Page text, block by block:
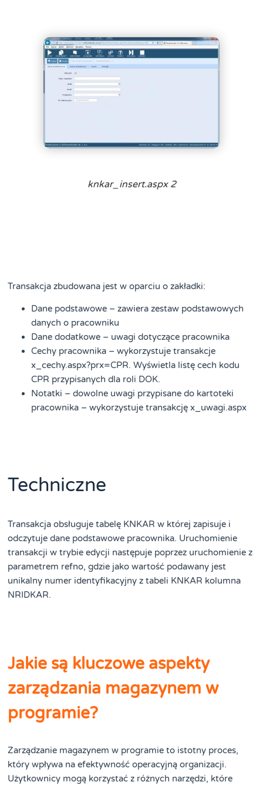
knkar_insert.aspx 2
Transakcja zbudowana jest w oparciu o zakładki:
Dane podstawowe – zawiera zestaw podstawowych
danych o pracowniku
Dane dodatkowe – uwagi dotyczące pracownika
Cechy pracownika – wykorzystuje transakcje
x_cechy.aspx?prx=CPR. Wyświetla listę cech kodu
CPR przypisanych dla roli DOK.
Notatki – dowolne uwagi przypisane do kartoteki
pracownika – wykorzystuje transakcję x_uwagi.aspx
Techniczne
Transakcja obsługuje tabelę KNKAR w której zapisuje i
odczytuje dane podstawowe pracownika. Uruchomienie
transakcji w trybie edycji następuje poprzez uruchomienie z
parametrem refno, gdzie jako wartość podawany jest
unikalny numer identyfikacyjny z tabeli KNKAR kolumna
NRIDKAR.
Jakie są kluczowe aspekty
zarządzania magazynem w
programie?
Zarządzanie magazynem w programie to istotny proces,
który wpływa na efektywność operacyjną organizacji.
Użytkownicy mogą korzystać z różnych narzędzi, które